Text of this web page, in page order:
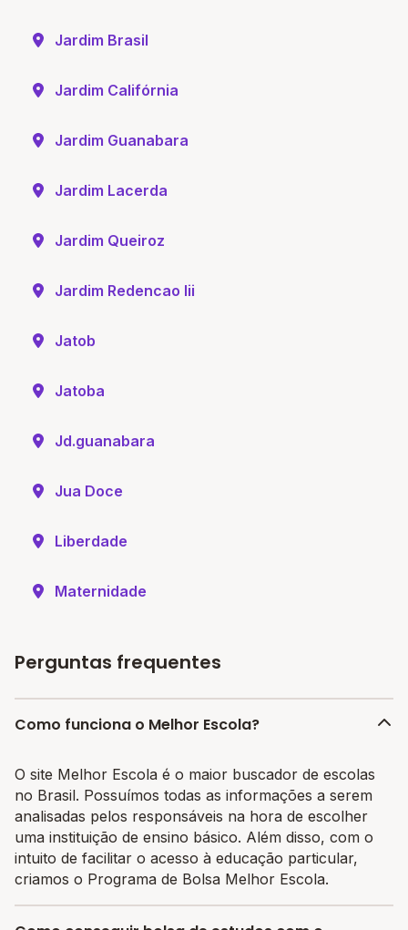
Jardim Brasil
Jardim Califórnia
Jardim Guanabara
Jardim Lacerda
Jardim Queiroz
Jardim Redencao Iii
Jatob
Jatoba
Jd.guanabara
Jua Doce
Liberdade
Maternidade
Perguntas frequentes
Como funciona o Melhor Escola?
O site Melhor Escola é o maior buscador de escolas
no Brasil. Possuímos todas as informações a serem
analisadas pelos responsáveis na hora de escolher
uma instituição de ensino básico. Além disso, com o
intuito de facilitar o acesso à educação particular,
criamos o Programa de Bolsa Melhor Escola.